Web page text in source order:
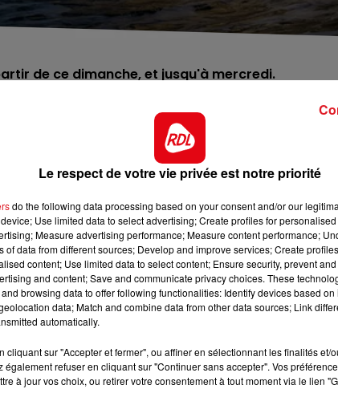
12h00 - 13h00
RDL & VOUS
de ce dimanche, et jusqu'à mercredi.
Les grandes marées sont de retour, avec des
appelle à la plus grande vigilance tous les
à pied. Quelques minutes peuvent parfois suffire
horaires de marée, sans informer vos proches de
Le 196 est le numéro d’urgence, pour
Le respect de votre vie privée est notre priorité
do the following data processing based on your consent and/or our
Use limited data to select advertising; Create profiles for
Measure advertising performance; Measure content performance;
of data from different sources; Develop and improve services; Create
content; Use limited data to select content; Ensure security, prevent
and content; Save and communicate privacy choices. These
browsing data to offer following functionalities: Identify devices based
data; Match and combine data from other data sources; Link
automatically.
cliquant sur "Accepter et fermer", ou affiner en sélectionnant les finalités et/
également refuser en cliquant sur "Continuer sans accepter". Vos
à jour vos choix, ou retirer votre consentement à tout moment via le lien